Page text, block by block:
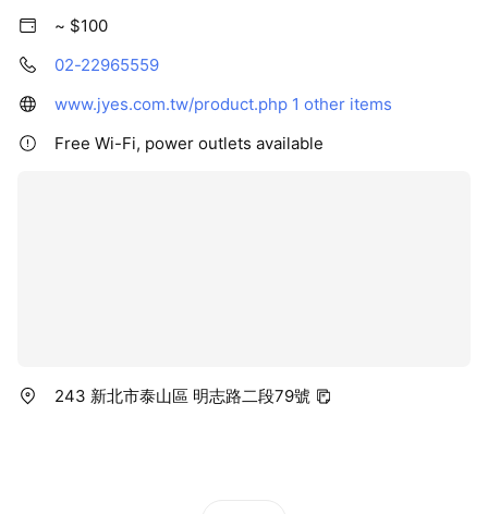
~ $100
02-22965559
www.jyes.com.tw/product.php 1 other items
Free Wi-Fi, power outlets available
243 新北市泰山區 明志路二段79號